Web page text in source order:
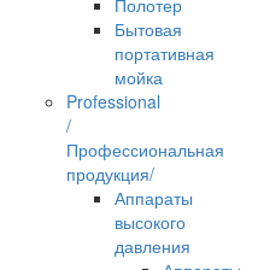
Полотер
Бытовая
портативная
мойка
Professional
/
Профессиональная
продукция/
Аппараты
высокого
давления